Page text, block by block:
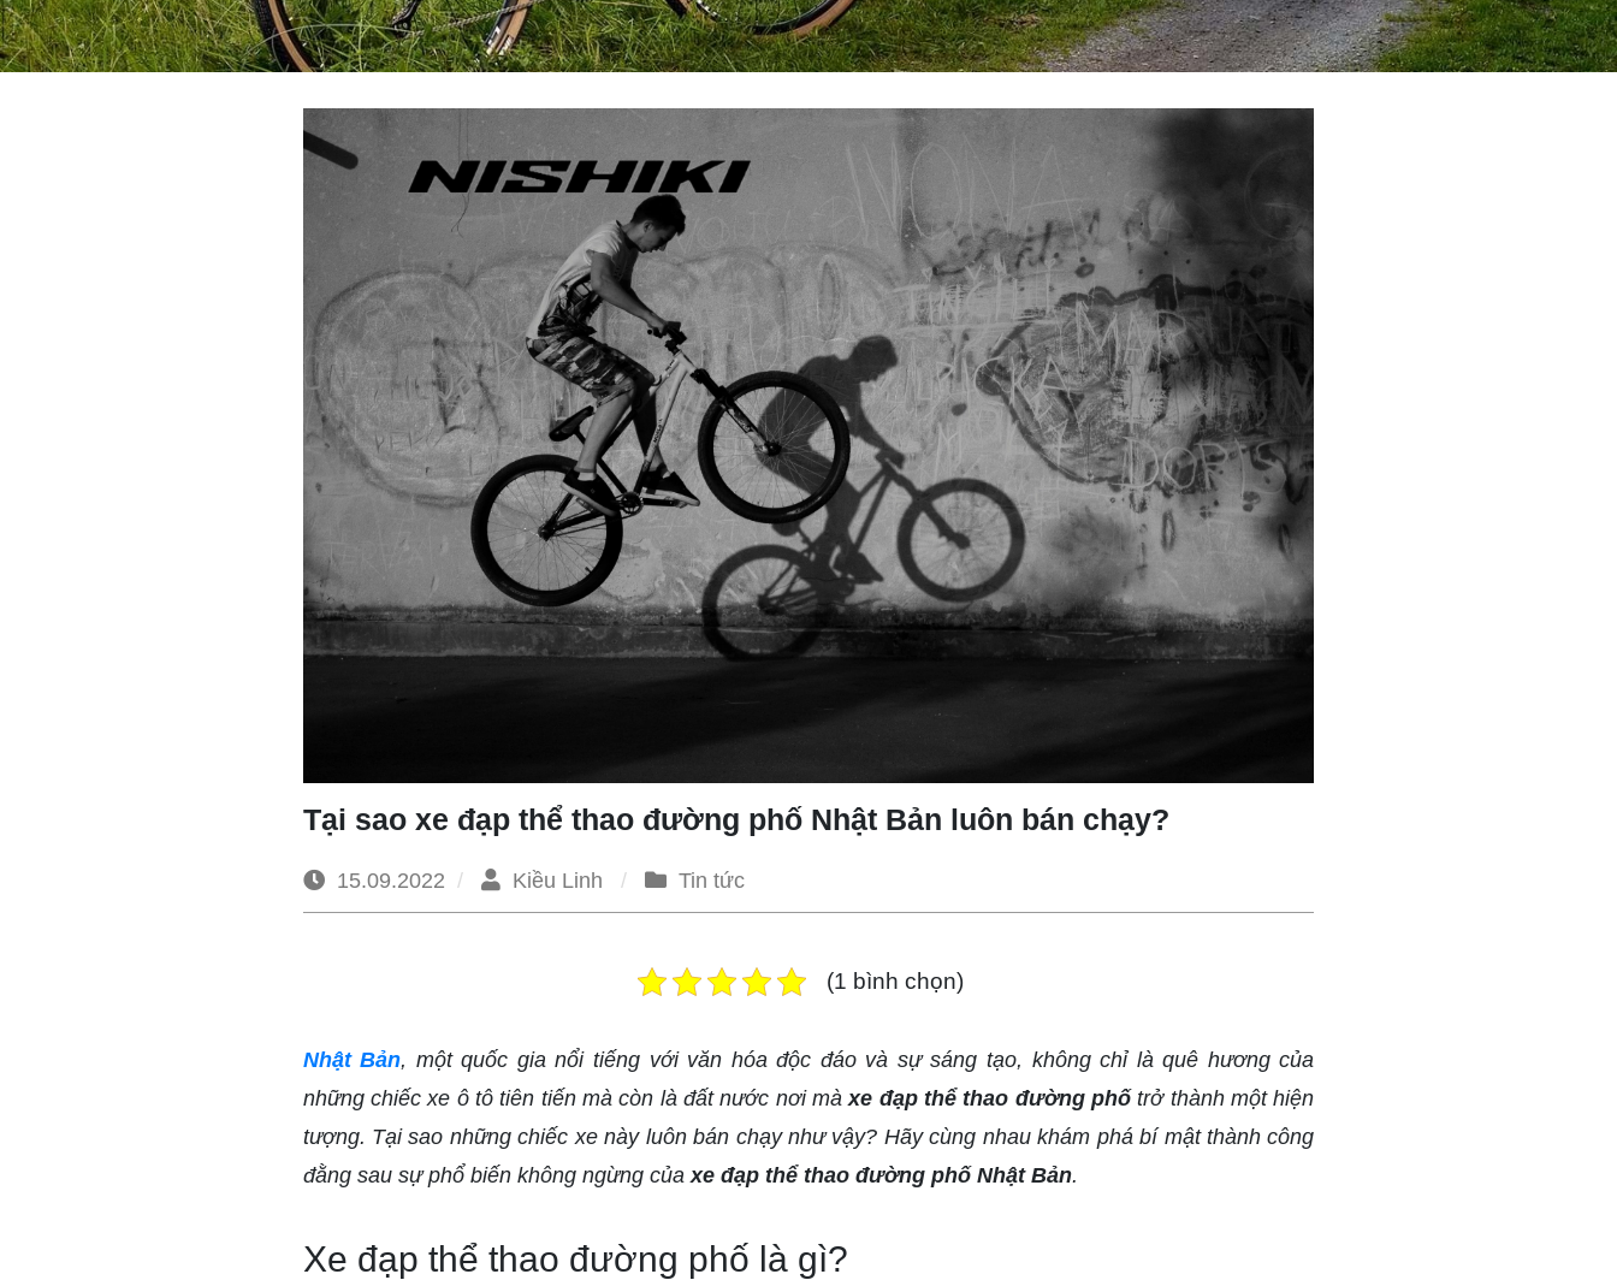
Tại sao xe đạp thể thao đường phố Nhật Bản luôn bán chạy?
15.09.2022 Kiều Linh Tin tức
(1 bình chọn)
Nhật Bản, một quốc gia nổi tiếng với văn hóa độc đáo và sự sáng tạo, không chỉ là quê hương của
những chiếc xe ô tô tiên tiến mà còn là đất nước nơi màxe đạp thể thao đường phốtrở thành một hiện
tượng. Tại sao những chiếc xe này luôn bán chạy như vậy? Hãy cùng nhau khám phá bí mật thành công
đằng sau sự phổ biến không ngừng của xe đạp thể thao đường phố Nhật Bản.
Xe đạp thể thao đường phố là gì?